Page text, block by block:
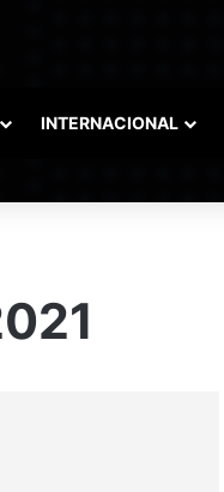
INTERNACIONAL